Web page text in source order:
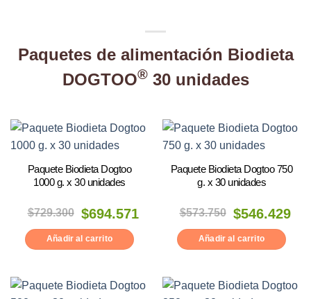
Paquetes de alimentación Biodieta
DOGTOO®30 unidades
Paquete Biodieta Dogtoo
1000 g. x 30 unidades
$729.300
El
precio
original
era:
$694.571
El
precio
actual
es:
Añadir al carrito
Paquete Biodieta Dogtoo 750
g. x 30 unidades
$573.750
El
precio
original
era:
$546.429
El
precio
actual
es:
Añadir al carrito